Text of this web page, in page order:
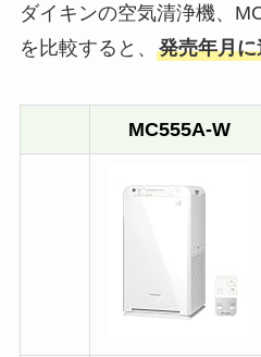
ダイキンの空気清浄機、
を比較すると、 発売年月に
MC555A-W